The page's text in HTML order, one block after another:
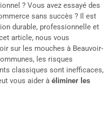
? Vous avez essayé des
sans succès ? Il est
durable, professionnelle et
article, nous vous
sur les mouches à Beauvoir-
les risques
classiques sont inefficaces,
vous aider à éliminer les